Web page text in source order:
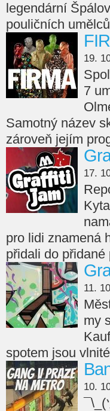
legendární
pouličních
19.
7
Samotný název
zároveň jejím
17.
pro lidi znamená
přidali do přidané
11.
my
spotem jsou
10.
¯\_(